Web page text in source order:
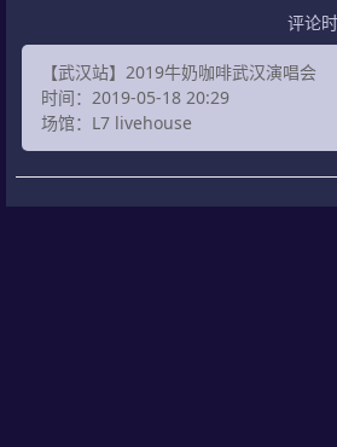
评论
【武汉站】2019牛奶咖啡武汉演唱会
时间：2019-05-18 20:29
场馆：L7 livehouse